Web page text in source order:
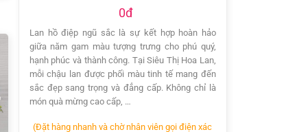
0đ
Lan hồ điệp ngũ sắc là sự kết hợp hoàn hảo
giữa năm gam màu tượng trưng cho phú quý,
hạnh phúc và thành công. Tại Siêu Thị Hoa Lan,
mỗi chậu lan được phối màu tinh tế mang đến
sắc đẹp sang trọng và đẳng cấp. Không chỉ là
món quà mừng cao cấp, …
(Đặt hàng nhanh và chờ nhân viên gọi điện xác